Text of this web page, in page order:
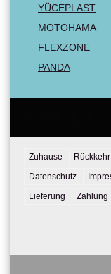
YÜCEPLAST
MOTOHAMA
FLEXZONE
PANDA
Zuhause Rückkehr
Datenschutz
Lieferung
Zahlung